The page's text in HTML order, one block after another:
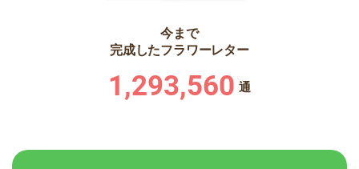
今まで
完成したフラワーレター
1,293,560 通